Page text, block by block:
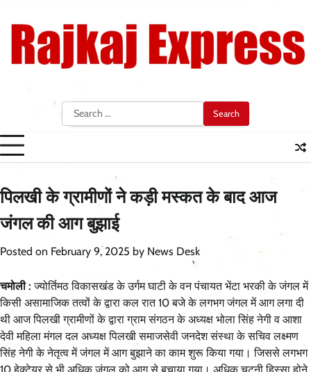
content
Search
for:
पिलखी के ग्रामीणों ने कड़ी मस्कत के बाद आज
जंगल की आग बुझाई
Posted on February 9, 2025 by News Desk
चमोली : ज्योर्तिमठ विकासखंड के उर्गम घाटी के वन पंचायत भेंटा भरकी के जंगल में
किसी असामाजिक तत्वों के द्वारा कल रात 10 बजे के लगभग जंगल में आग लगा दी
थी आज पिलखी ग्रामीणों के द्वारा ग्राम संगठन के अध्यक्ष भोला सिंह नेगी व आशा
देवी महिला मंगल दल अध्यक्ष पिलखी समाजसेवी जनदेश संस्था के सचिव लक्ष्मण
सिंह नेगी के नेतृत्व में जंगल में आग बुझाने का काम शुरू किया गया‌। जिससे लगभग